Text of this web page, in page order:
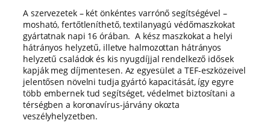
A szervezetek – két önkéntes varrónő segítségével –
mosható, fertőtleníthető, textilanyagú védőmaszkokat
gyártatnak napi 16 órában. A kész maszkokat a helyi
hátrányos helyzetű, illetve halmozottan hátrányos
helyzetű családok és kis nyugdíjjal rendelkező idősek
kapják meg díjmentesen. Az egyesület a TEF-eszközeivel
jelentősen növelni tudja gyártó kapacitását, így egyre
több embernek tud segítséget, védelmet biztosítani a
térségben a koronavírus-járvány okozta
veszélyhelyzetben.